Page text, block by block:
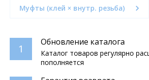
Муфты (клей × внутр. резьба)
1
Обновление каталога
Каталог товаров регулярно
пополняется